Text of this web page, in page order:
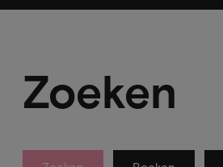
Zoeken